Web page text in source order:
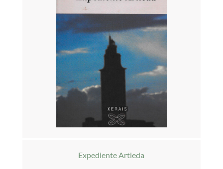
Expediente Artieda